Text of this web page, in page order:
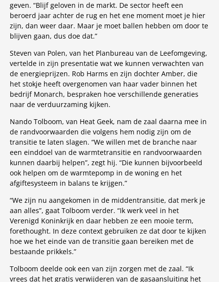
geven. “Blijf geloven in de markt. De sector heeft een
beroerd jaar achter de rug en het ene moment moet je hier
zijn, dan weer daar. Maar je moet ballen hebben om door te
blijven gaan, dus doe dat.”
Steven van Polen, van het Planbureau van de Leefomgeving,
vertelde in zijn presentatie wat we kunnen verwachten van
de energieprijzen. Rob Harms en zijn dochter Amber, die
het stokje heeft overgenomen van haar vader binnen het
bedrijf Monarch, bespraken hoe verschillende generaties
naar de verduurzaming kijken.
Nando Tolboom, van Heat Geek, nam de zaal daarna mee in
de randvoorwaarden die volgens hem nodig zijn om de
transitie te laten slagen. “We willen met de branche naar
een einddoel van de warmtetransitie en randvoorwaarden
kunnen daarbij helpen”, zegt hij. “Die kunnen bijvoorbeeld
ook helpen om de warmtepomp in de woning en het
afgiftesysteem in balans te krijgen.”
“We zijn nu aangekomen in de middentransitie, dat merk je
aan alles”, gaat Tolboom verder. “Ik werk veel in het
Verenigd Koninkrijk en daar hebben ze een mooie term,
forethought. In deze context gebruiken ze dat door te kijken
hoe we het einde van de transitie gaan bereiken met de
bestaande prikkels.”
Tolboom deelde ook een van zijn zorgen met de zaal. “Ik
vrees dat het gratis verwijderen van de gasaansluiting het